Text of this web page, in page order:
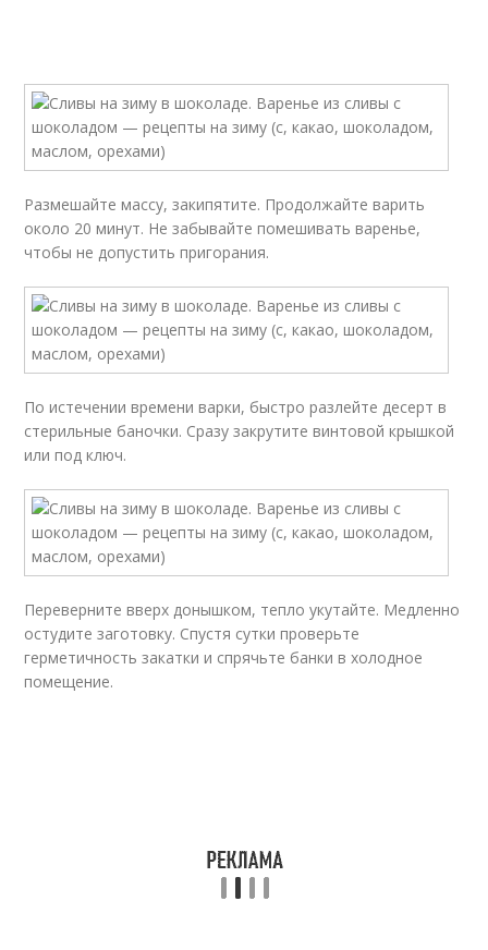
Размешайте массу, закипятите. Продолжайте варить
около 20 минут. Не забывайте помешивать варенье,
чтобы не допустить пригорания.
По истечении времени варки, быстро разлейте десерт в
стерильные баночки. Сразу закрутите винтовой крышкой
или под ключ.
Переверните вверх донышком, тепло укутайте. Медленно
остудите заготовку. Спустя сутки проверьте
герметичность закатки и спрячьте банки в холодное
помещение.